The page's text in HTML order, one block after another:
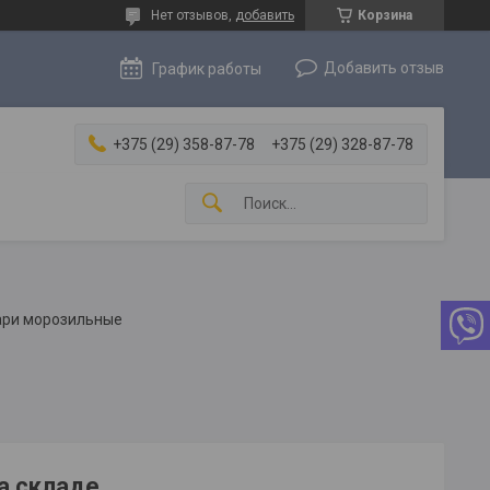
Корзина
Нет отзывов, добавить
График работы Добавить отзыв
+375 (29) 358-87-78 +375 (29) 328-87-78
морозильные